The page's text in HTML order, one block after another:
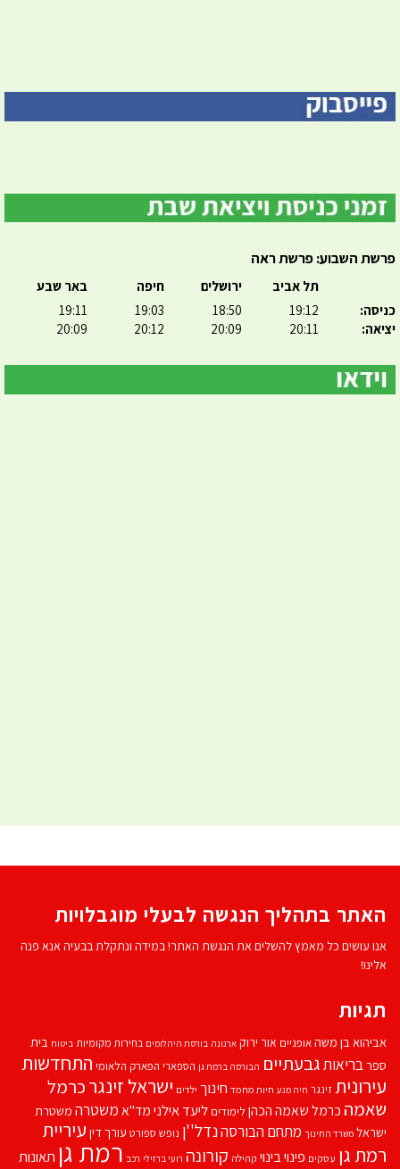
פרשת השבוע: פרשת ראה
כניסה:
יציאה:
תל אביב
19:12
20:11
ירושלים
18:50
20:09
חיפה
19:03
20:12
באר שבע
19:11
20:09
האתר בתהליך הנגשה לבעלי מוגבלויות
אנו עושים כל מאמץ להשלים את הנגשת האתר! במידה ונתקלת בבעיה אנא פנה
אלינו!
תגיות
אביהוא בן משהאופניים אור ירוק ארנונה בורסת היהלומים בחירות מקומיות ביטוח בית
ספרבריאותגבעתיים הבורסה ברמת גן הספארי הפארק הלאומי התחדשות
עירוניתזינגר חיה מנע חיות מחמד חינוך ילדים ישראל זינגרכרמל
שאמה כרמל שאמה הכהן לימודים ליעד אילנימד''אמשטרה משטרת
ישראל משרד החינוך מתחם הבורסהנדל''ן נופש ספורט עורך דין עיריית
רמת גן עסקים פינוי בינוי קהילה קורונה רועי ברזילי רכב רמת גן תאונות